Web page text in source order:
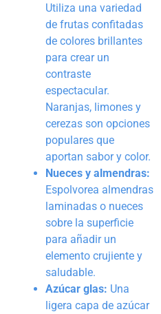
Utiliza una variedad
de frutas confitadas
de colores brillantes
para crear un
contraste
espectacular.
Naranjas, limones y
cerezas son opciones
populares que
aportan sabor y color.
Nueces y almendras:
Espolvorea almendras
laminadas o nueces
sobre la superficie
para añadir un
elemento crujiente y
saludable.
Azúcar glas: Una
ligera capa de azúcar